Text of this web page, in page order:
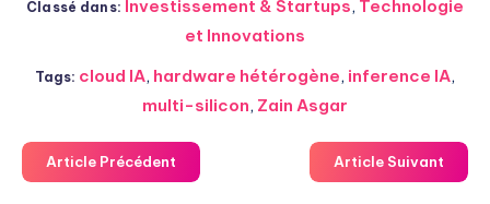
Classé dans: Investissement & Startups, Technologie
et Innovations
Tags: cloud IA, hardware hétérogène, inference IA,
multi-silicon, Zain Asgar
Article Précédent Article Suivant